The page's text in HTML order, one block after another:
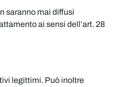
saranno mai diffusi
ai sensi dell’art. 28
legittimi. Può inoltre